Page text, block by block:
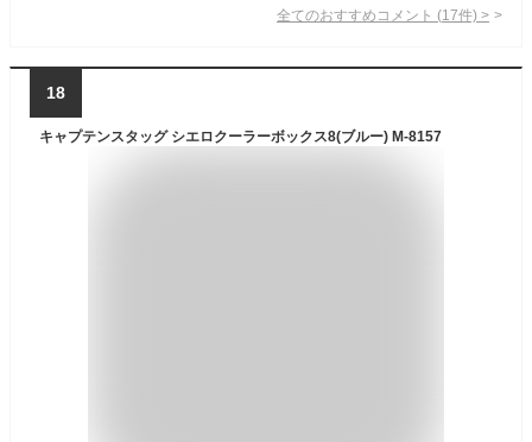
全てのおすすめコメント (17件) >
18
キャプテンスタッグ シエロクーラーボックス8(ブルー) M-8157